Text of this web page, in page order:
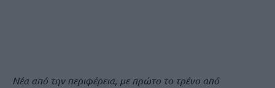
Νέα από την περιφέρεια, με πρώτο το τρένο από